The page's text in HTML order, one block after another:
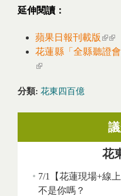
延伸閱讀：
蘋果日報刊載版 (link
花蓮縣「全縣聽證
(link is external)
分類: 花東四百億
花
7/1【花蓮現場+線
不是你嗎？